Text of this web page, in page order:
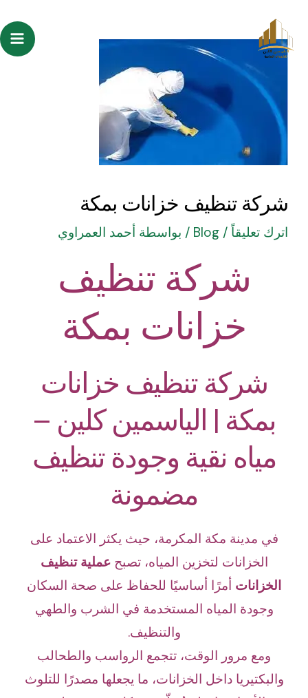
إلى
المحتوى
شركة تنظيف خزانات بمكة
اترك تعليقاً /
Blog / بواسطة أحمد العمراوي
شركة تنظيف
خزانات بمكة
شركة تنظيف خزانات
بمكة | الياسمين كلين –
مياه نقية وجودة تنظيف
مضمونة
في مدينة مكة المكرمة، حيث يكثر الاعتماد على
الخزانات لتخزين المياه، تصبح عملية تنظيف
الخزانات أمرًا أساسيًا للحفاظ على صحة السكان
وجودة المياه المستخدمة في الشرب والطهي
والتنظيف.
ومع مرور الوقت، تتجمع الرواسب والطحالب
والبكتيريا داخل الخزانات، ما يجعلها مصدرًا للتلوث
navigation